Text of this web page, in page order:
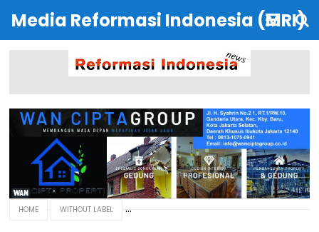
Media Reformasi Indonesia (MRI)
HOME WITHOUT LABEL